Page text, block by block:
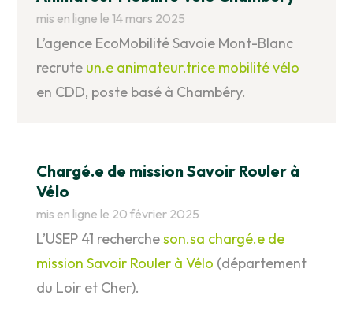
mis en ligne le 14 mars 2025
L’agence EcoMobilité Savoie Mont-Blanc
recrute un.e animateur.trice mobilité vélo
en CDD, poste basé à Chambéry.
Chargé.e de mission Savoir Rouler à
Vélo
mis en ligne le 20 février 2025
L’USEP 41 rechercheson.sa chargé.e de
mission Savoir Rouler à Vélo (département
du Loir et Cher).